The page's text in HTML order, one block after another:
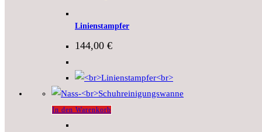
Linienstampfer
144,00 €
In den Warenkorb